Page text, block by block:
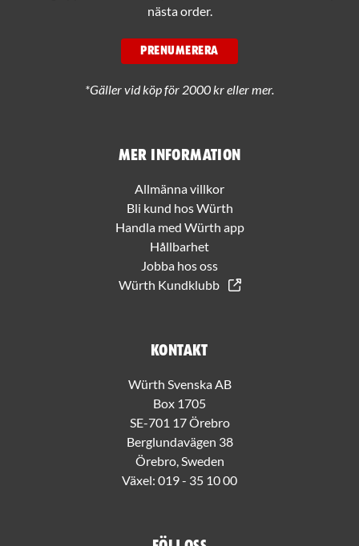
Mer information
Allmänna villkor
Bli kund hos Würth
Handla med Würth app
Hållbarhet
Jobba hos oss
Würth Kundklubb
Kontakt
Würth Svenska AB
Box 1705
SE-701 17 Örebro
Berglundavägen 38
Örebro, Sweden
Växel: 019 - 35 10 00
nästa order.
PRENUMERERA
*Gäller vid köp för 2000 kr eller mer.